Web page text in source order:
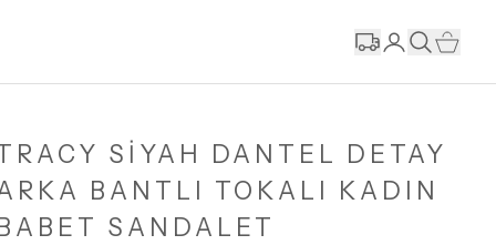
SİYAH DANTEL DETAY
BANTLI TOKALI KADIN
SANDALET